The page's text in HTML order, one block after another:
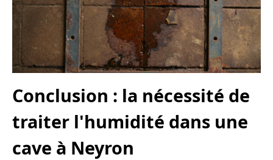
Conclusion : la nécessité de
traiter l'humidité dans une
cave à Neyron